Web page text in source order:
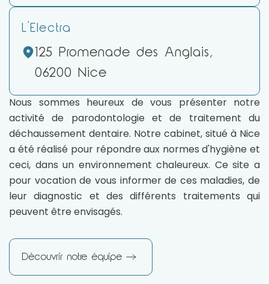
L'Electra
125 Promenade des Anglais,
06200 Nice
Nous sommes heureux de vous présenter notre
activité de parodontologie et de traitement du
déchaussement dentaire. Notre cabinet, situé à Nice
a été réalisé pour répondre aux normes d'hygiène et
ceci, dans un environnement chaleureux. Ce site a
pour vocation de vous informer de ces maladies, de
leur diagnostic et des différents traitements qui
peuvent être envisagés.
Découvrir notre équipe